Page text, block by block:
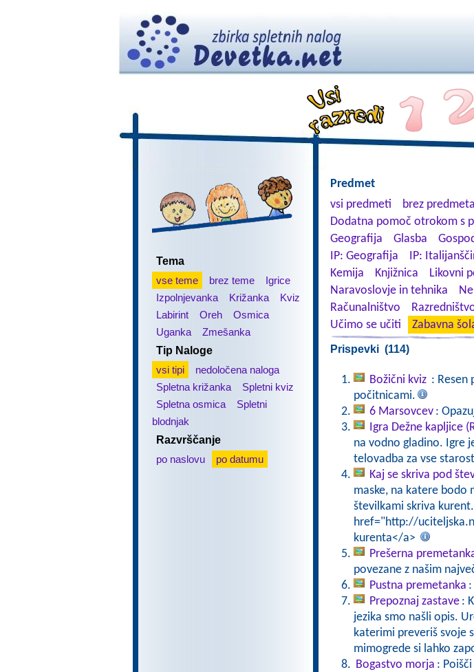
Tema
vse teme
brez teme
Igrice
Izpolnjevanka
Križanka
Kviz
Labirint
Oreh
Osmica
Uganka
Zmešanka
Tip Naloge
vsi tipi
nedoločena naloga
Spletna križanka
Spletni kviz
Spletna osmica
Spletni
blodnjak
Razvrščanje
po naslovu
po datumu
Predmet
vsi predmeti
brez predmeta
Dodatna pomoč otrokom s
Geografija
Glasba
IP: Geografija
IP:
Kemija
Knjižnica Likovni
Naravoslovje in tehnika
Računalništvo
Učimo se učiti
Zabavna
Prispevki (114)
Božični kviz : Resen
počitnicami.
6 Marsovcev :
Igra Dežne kapljice
na vodno gladino. Igre
telovadba za vse
Kaj se skriva pod
maske, na katere bodo
številkami skriva
href="http://
kurenta</a>
Prešerna
povezane z našim
Pustna premetanka
Prepoznaj zastave :
jezika smo našli opis.
katerimi preveriš svoje
mimogrede si lahko
Bogastvo morja :